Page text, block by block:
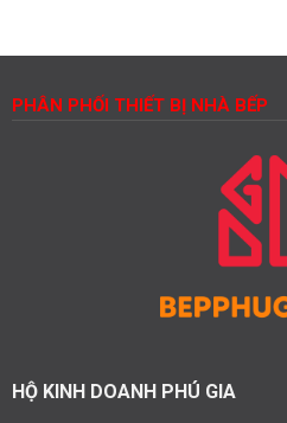
PHÂN PHỐI THIẾT BỊ NHÀ BẾP
HỘ KINH DOANH PHÚ GIA